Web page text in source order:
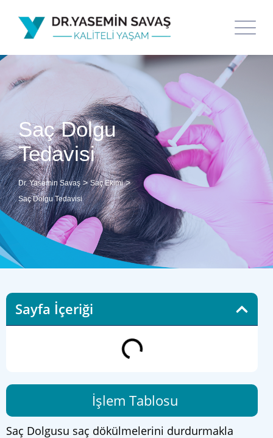
Saç Dolgu
Tedavisi
Dr. Yasemin Savaş>Saç Ekimi>
Saç Dolgu Tedavisi
Sayfa İçeriği
İşlem Tablosu
Saç Dolgusu saç dökülmelerini durdurmakla